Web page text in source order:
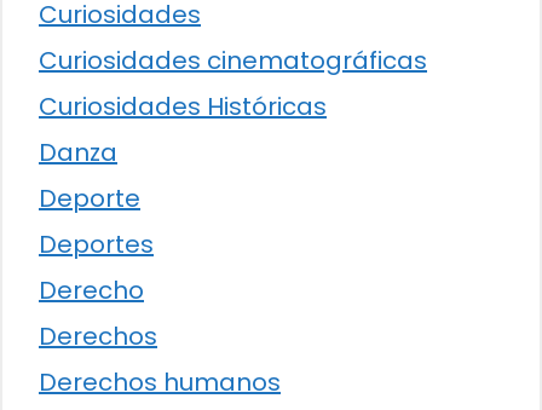
Curiosidades
Curiosidades cinematográficas
Curiosidades Históricas
Danza
Deporte
Deportes
Derecho
Derechos
Derechos humanos